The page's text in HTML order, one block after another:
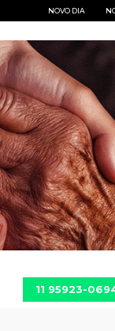
NOVO DIA
11 95923-